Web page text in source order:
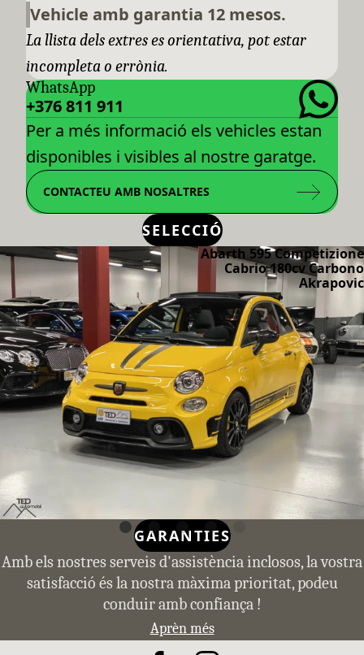
Vehicle amb garantia 12 mesos.
La llista dels extres es orientativa, pot estar
incompleta o errònia.
WhatsApp
+376 811 911
Per a més informació els vehicles estan
disponibles i visibles al nostre garatge.
CONTACTEU AMB NOSALTRES
SELECCIÓ
Abarth 595 Competizione
Cabrio 180cv Carbono
Akrapovic
GARANTIES
Amb els nostres serveis d'assistència inclosos, la vostra
satisfacció és la nostra màxima prioritat, podeu
conduir amb confiança !
Aprèn més